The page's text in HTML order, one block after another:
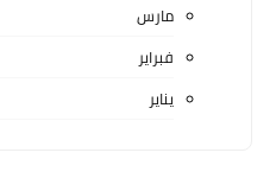
مارس
فبراير
يناير